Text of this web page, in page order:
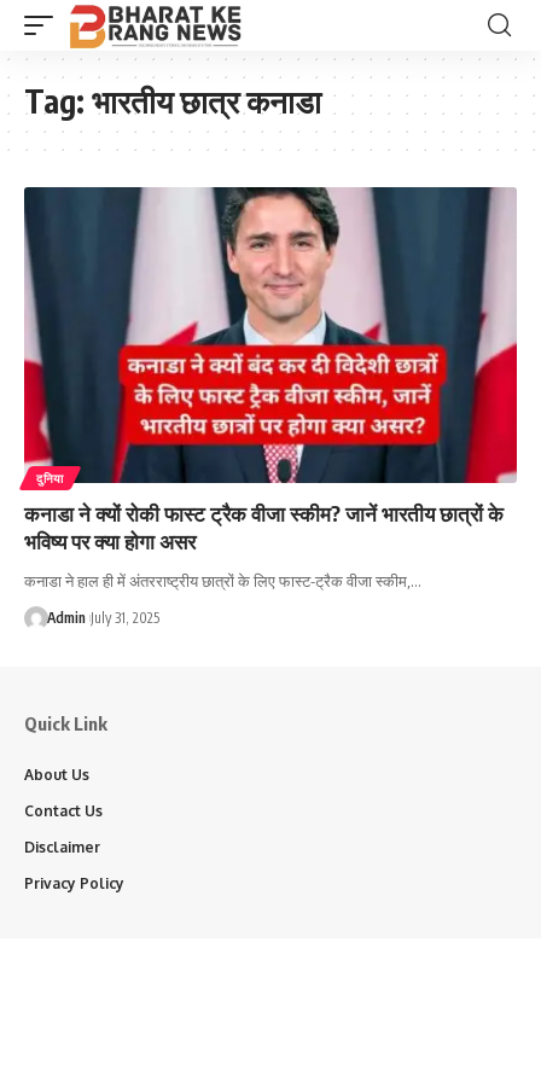
Tag: भारतीय छात्र कनाडा
दुनिया
कनाडा ने क्यों रोकी फास्ट ट्रैक वीजा स्कीम? जानें भारतीय छात्रों के
भविष्य पर क्या होगा असर
कनाडा ने हाल ही में अंतरराष्ट्रीय छात्रों के लिए फास्ट-ट्रैक वीजा स्कीम,…
Admin July 31, 2025
Quick Link
About Us
Contact Us
Disclaimer
Privacy Policy